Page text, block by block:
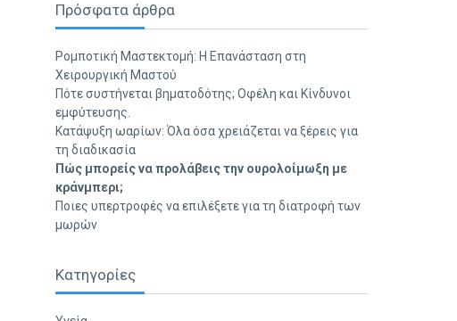
Πρόσφατα άρθρα
Ρομποτική Μαστεκτομή: Η Επανάσταση στη
Χειρουργική Μαστού
Πότε συστήνεται βηματοδότης; Οφέλη και Κίνδυνοι
εμφύτευσης.
Κατάψυξη ωαρίων: Όλα όσα χρειάζεται να ξέρεις για
τη διαδικασία
Πώς μπορείς να προλάβεις την ουρολοίμωξη με
κράνμπερι;
Ποιες υπερτροφές να επιλέξετε για τη διατροφή των
μωρών
Κατηγορίες